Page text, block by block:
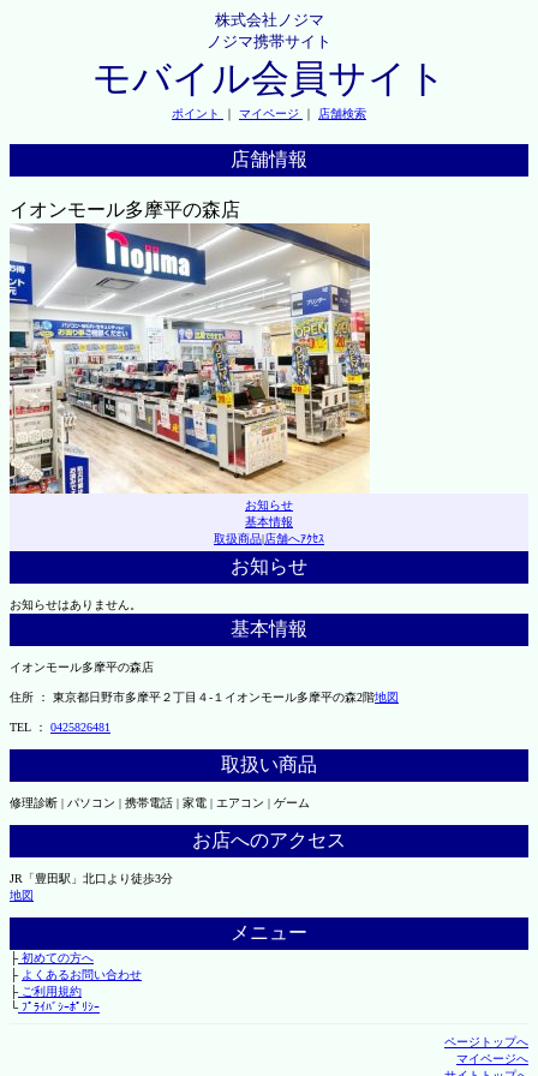
株式会社ノジマ
ノジマ携帯サイト
モバイル会員サイト
ポイント ｜ マイページ ｜ 店舗検索
店舗情報
イオンモール多摩平の森店
お知らせ
基本情報
取扱商品|店舗へｱｸｾｽ
お知らせ
お知らせはありません。
基本情報
イオンモール多摩平の森店
住所 ： 東京都日野市多摩平２丁目４-１イオンモール多摩平の森2階地図
TEL ： 0425826481
取扱い商品
修理診断 | パソコン | 携帯電話 | 家電 | エアコン | ゲーム
お店へのアクセス
JR「豊田駅」北口より徒歩3分
地図
メニュー
├初めての方へ
├ よくあるお問い合わせ
├ご利用規約
└ﾌﾟﾗｲﾊﾞｼｰﾎﾟﾘｼｰ
ページトップへ
マイページへ